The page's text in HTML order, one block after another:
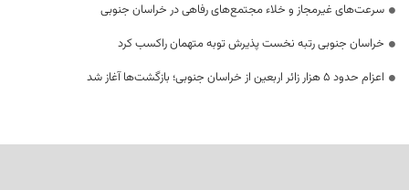
سرعت‌های غیرمجاز و خلاء مجتمع‌های رفاهی در خراسان جنوبی
خراسان جنوبی رتبه نخست پذیرش توبه متهمان راکسب کرد
اعزام حدود 5 هزار زائر اربعین از خراسان جنوبی؛ بازگشت‌ها آغاز شد